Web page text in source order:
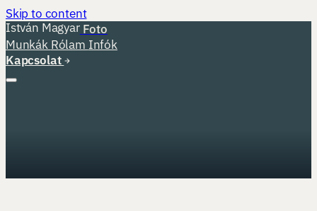
Skip to content
István Magyar Foto
Munkák Rólam Infók
Kapcsolat